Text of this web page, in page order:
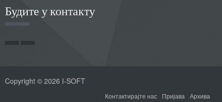
Будите у контакту
Copyright © 2026 I-SOFT
Контактирајте нас Пријава Архива